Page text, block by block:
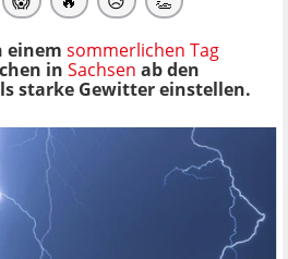
einem sommerlichen Tag
in Sachsen ab den
starke Gewitter einstellen.